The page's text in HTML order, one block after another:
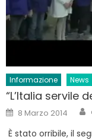
Informazione News
“L’Italia servile
Posted
on
8 Marzo 2014
È stato orribile, il